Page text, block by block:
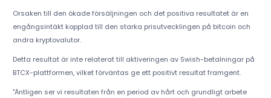
Orsaken till den ökade försäljningen och det positiva resultatet är en
engångsintäkt kopplad till den starka prisutvecklingen på bitcoin och
andra kryptovalutor.
Detta resultat är inte relaterat till aktiveringen av Swish-betalningar på
BTCX-plattformen, vilket förväntas ge ett positivt resultat framgent.
"Äntligen ser vi resultaten från en period av hårt och grundligt arbete